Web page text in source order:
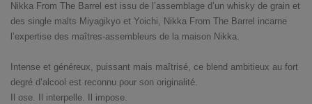
Nikka From The Barrel est issu de l’assemblage d’un whisky de grain et
des single malts Miyagikyo et Yoichi, Nikka From The Barrel incarne
l’expertise des maîtres-assembleurs de la maison Nikka.
Intense et généreux, puissant mais maîtrisé, ce blend ambitieux au fort
degré d’alcool est reconnu pour son originalité.
Il ose. Il interpelle. Il impose.